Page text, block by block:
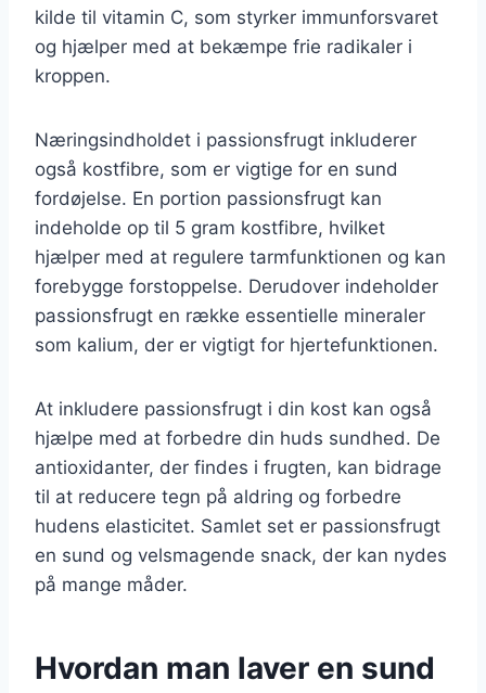
kilde til vitamin C, som styrker immunforsvaret
og hjælper med at bekæmpe frie radikaler i
kroppen.
Næringsindholdet i passionsfrugt inkluderer
også kostfibre, som er vigtige for en sund
fordøjelse. En portion passionsfrugt kan
indeholde op til 5 gram kostfibre, hvilket
hjælper med at regulere tarmfunktionen og kan
forebygge forstoppelse. Derudover indeholder
passionsfrugt en række essentielle mineraler
som kalium, der er vigtigt for hjertefunktionen.
At inkludere passionsfrugt i din kost kan også
hjælpe med at forbedre din huds sundhed. De
antioxidanter, der findes i frugten, kan bidrage
til at reducere tegn på aldring og forbedre
hudens elasticitet. Samlet set er passionsfrugt
en sund og velsmagende snack, der kan nydes
på mange måder.
Hvordan man laver en sund